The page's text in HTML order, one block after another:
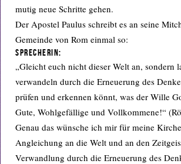
mutig neue Schritte gehen.
Der Apostel Paulus schreibt es an seine
Gemeinde von Rom einmal so:
Sprecherin:
„Gleicht euch nicht dieser Welt an, sondern
verwandeln durch die Erneuerung des
prüfen und erkennen könnt, was der Wille
Gute, Wohlgefällige und Vollkommene!“
Genau das wünsche ich mir für meine
Angleichung an die Welt und an den
Verwandlung durch die Erneuerung des